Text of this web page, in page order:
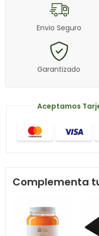
Envio Seguro
Garantizado
Aceptamos
Complementa